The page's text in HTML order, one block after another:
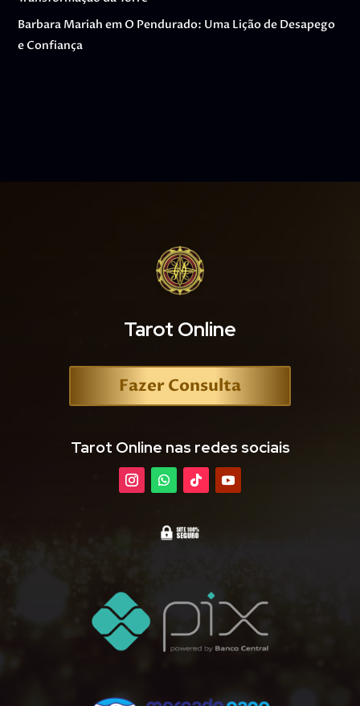
Barbara Mariah em O Pendurado: Uma Lição de Desapego
e Confiança
Tarot Online
Fazer Consulta
Tarot Online nas redes sociais